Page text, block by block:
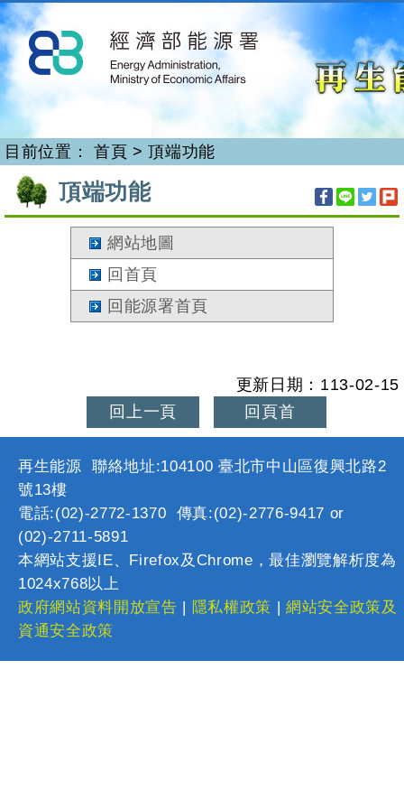
跳
到
主
要
內
再生能源
目前位置： 首頁 >頂端功能
頂端功能
網站地圖
回首頁
回能源署首頁
更新日期：113-02-15
回上一頁
回頁首
再生能源 聯絡地址:104100 臺北市中山區復興北路2
號13樓
電話:(02)-2772-1370 傳真:(02)-2776-9417 or
(02)-2711-5891
本網站支援IE、Firefox及Chrome，最佳瀏覽解析度為
1024x768以上
政府網站資料開放宣告 | 隱私權政策 |網站安全政策及
資通安全政策